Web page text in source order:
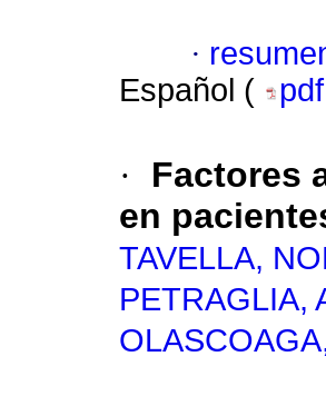
·
Español (
pdf
·
Factores
en
TAVELLA,
PETRAGLIA,